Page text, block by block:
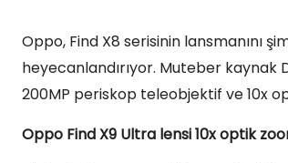
Oppo, Find X8 serisinin lansmanını
heyecanlandırıyor. Muteber kaynak
200MP periskop teleobjektif ve 10x
Oppo Find X9 Ultra lensi 10x optik